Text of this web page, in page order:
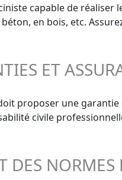
capable de réaliser
en bois, etc.
ET
proposer une
civile
DES